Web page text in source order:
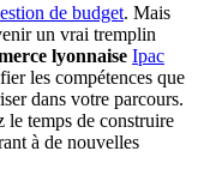
de budget. Mais
un vrai tremplin
lyonnaise Ipac
les compétences que
dans votre parcours.
le temps de construire
à de nouvelles